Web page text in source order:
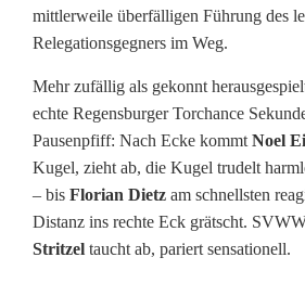
n
c
h
e
i
mittlerweile überfälligen Führung des
Relegationsgegners im Weg.
Mehr zufällig als gekonnt
echte Regensburger Torchance
Pausenpfiff: Nach Ecke kommt Noel
Kugel, zieht ab, die Kugel trudelt
– bis Florian Dietz am schnellsten
Distanz ins rechte Eck grätscht.
Stritzel taucht ab, pariert sensationell.